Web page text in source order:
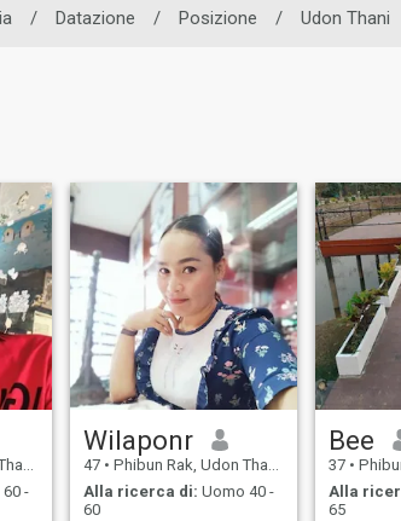
/ Datazione / Posizione / Udon Thani
-
Wilaponr
47 • Phibun Rak, Udon Thani, Thailandia
Alla ricerca di: Uomo 40 -
60
Bee
37 • Phibun
Alla
65